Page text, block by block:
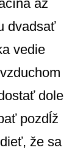
až
dvadsať
vedie
dole
pozdĺž
že sa